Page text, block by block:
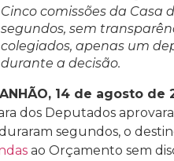
Cinco comissões da Casa
segundos, sem
colegiados, apenas um
durante a decisão.
14 de agosto de
dos Deputados
segundos, o
ao Orçamento sem